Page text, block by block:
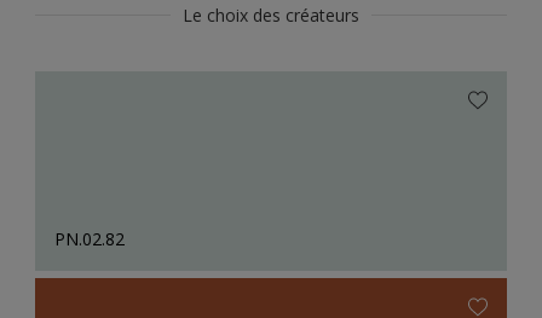
Le choix des créateurs
PN.02.82